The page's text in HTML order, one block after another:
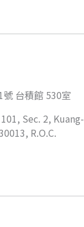
台積館 530室
Sec. 2, Kuang-
R.O.C.